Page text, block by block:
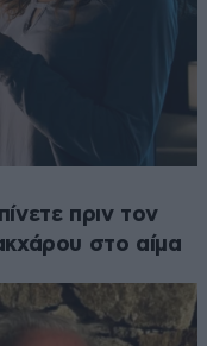
πριν τον
στο αίμα